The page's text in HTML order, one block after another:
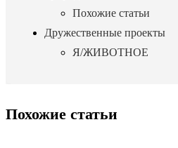
Похожие статьи
Дружественные проекты
Я/ЖИВОТНОЕ
Похожие статьи